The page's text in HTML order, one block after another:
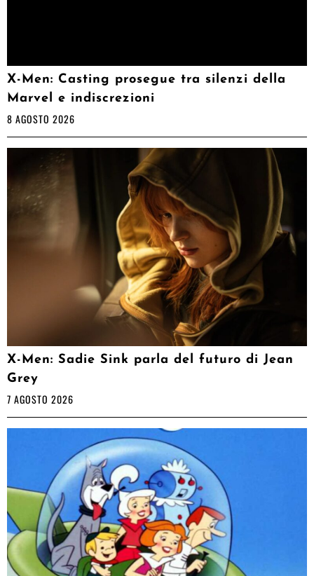
X-Men: Casting prosegue tra silenzi della
Marvel e indiscrezioni
8 AGOSTO 2026
X-Men: Sadie Sink parla del futuro di Jean
Grey
7 AGOSTO 2026